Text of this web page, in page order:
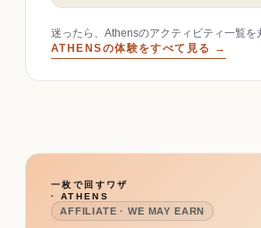
迷ったら、Athensのアクティビティ一覧を
ATHENSの体験をすべて見る →
一枚で回すワザ
· ATHENS
AFFILIATE · WE MAY EARN